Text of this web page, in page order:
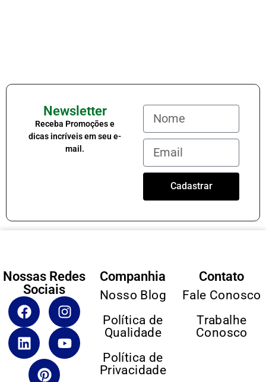
Newsletter
Receba Promoções e
dicas incríveis em seu e-
mail.
Cadastrar
Nossas Redes
Sociais
Companhia
Nosso Blog
Política de
Qualidade
Política de
Privacidade
Contato
Fale Conosco
Trabalhe
Conosco